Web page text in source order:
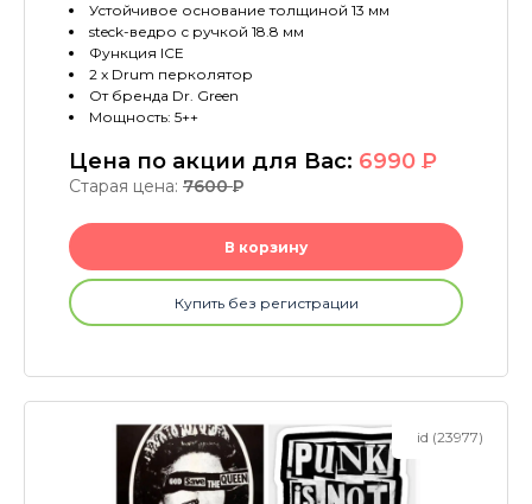
Устойчивое основание толщиной 13 мм
steck-ведро с ручкой 18.8 мм
Функция ICE
2 x Drum перколятор
От бренда Dr. Green
Мощность: 5++
Цена по акции для Вас: 6990 P
Старая цена: 7600P
В корзину
Купить без регистрации
id (23977)